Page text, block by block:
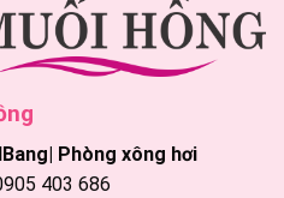
Phòng xông hơi
403 686